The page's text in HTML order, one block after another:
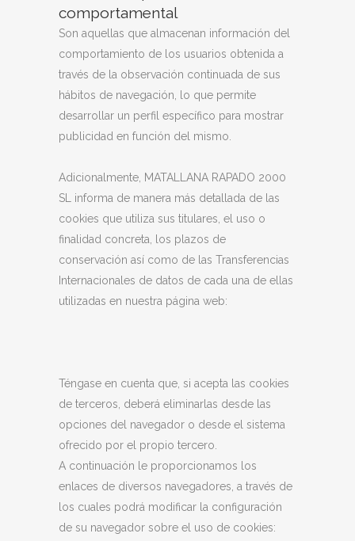
comportamental
Son aquellas que almacenan información del
comportamiento de los usuarios obtenida a
través de la observación continuada de sus
hábitos de navegación, lo que permite
desarrollar un perfil específico para mostrar
publicidad en función del mismo.
Adicionalmente, MATALLANA RAPADO 2000
SL informa de manera más detallada de las
cookies que utiliza sus titulares, el uso o
finalidad concreta, los plazos de
conservación así como de las Transferencias
Internacionales de datos de cada una de ellas
utilizadas en nuestra página web:
Téngase en cuenta que, si acepta las cookies
de terceros, deberá eliminarlas desde las
opciones del navegador o desde el sistema
ofrecido por el propio tercero.
A continuación le proporcionamos los
enlaces de diversos navegadores, a través de
los cuales podrá modificar la configuración
de su navegador sobre el uso de cookies: